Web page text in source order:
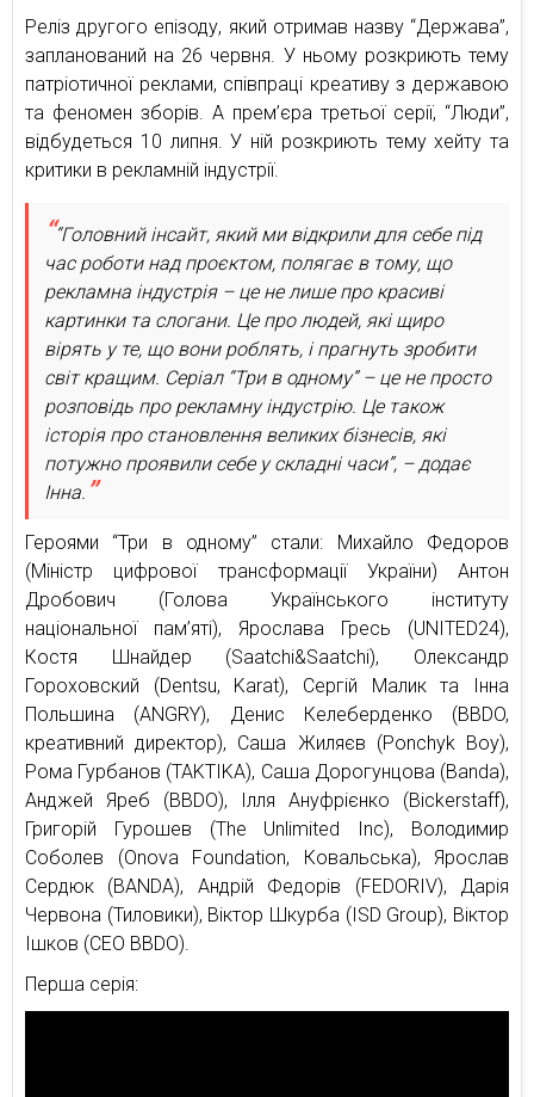
Реліз другого епізоду, який отримав назву “Держава”,
запланований на 26 червня. У ньому розкриють тему
патріотичної реклами, співпраці креативу з державою
та феномен зборів. А прем’єра третьої серії, “Люди”,
відбудеться 10 липня. У ній розкриють тему хейту та
критики в рекламній індустрії.
“Головний інсайт, який ми відкрили для себе під
час роботи над проєктом, полягає в тому, що
рекламна індустрія – це не лише про красиві
картинки та слогани. Це про людей, які щиро
вірять у те, що вони роблять, і прагнуть зробити
світ кращим. Серіал “Три в одному” – це не просто
розповідь про рекламну індустрію. Це також
історія про становлення великих бізнесів, які
потужно проявили себе у складні часи”, – додає
Інна.
Героями “Три в одному” стали: Михайло Федоров
(Міністр цифрової трансформації України) Антон
Дробович (Голова Українського інституту
національної пам’яті), Ярослава Гресь (UNITED24),
Костя Шнайдер (Saatchi&Saatchi), Олександр
Гороховский (Dentsu, Karat), Сергій Малик та Інна
Польшина (ANGRY), Денис Келеберденко (BBDO,
креативний директор), Саша Жиляєв (Ponchyk Boy),
Рома Гурбанов (TAKTIKA), Саша Дорогунцова (Banda),
Анджей Яреб (BBDO), Ілля Ануфрієнко (Bickerstaff),
Григорій Гурошев (The Unlimited Inc), Володимир
Соболев (Onova Foundation, Ковальська), Ярослав
Сердюк (BANDA), Андрій Федорів (FEDORIV), Дарія
Червона (Тиловики), Віктор Шкурба (ISD Group), Віктор
Ішков (CEO BBDO).
Перша серія: